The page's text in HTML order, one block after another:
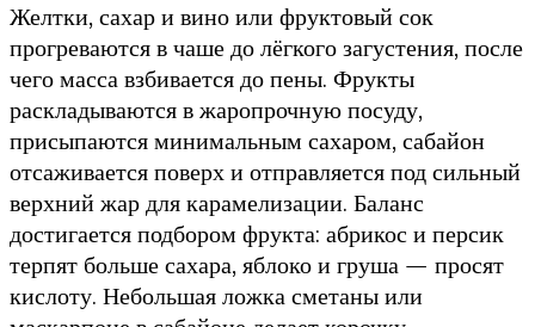
Желтки, сахар и вино или фруктовый сок
прогреваются в чаше до лёгкого загустения, после
чего масса взбивается до пены. Фрукты
раскладываются в жаропрочную посуду,
присыпаются минимальным сахаром, сабайон
отсаживается поверх и отправляется под сильный
верхний жар для карамелизации. Баланс
достигается подбором фрукта: абрикос и персик
терпят больше сахара, яблоко и груша — просят
кислоту. Небольшая ложка сметаны или